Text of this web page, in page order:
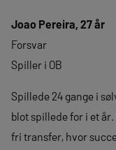
Joao Pereira, 27 år
Forsvar
Spiller i OB
Spillede 24 gange i
blot spillede for i et
fri transfer, hvor